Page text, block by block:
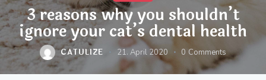
3 reasons why you shouldn’t
ignore your cat’s dental health
CATULIZE 21. April 2020 0 Comments